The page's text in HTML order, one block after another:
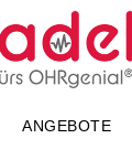
ANGEBOTE